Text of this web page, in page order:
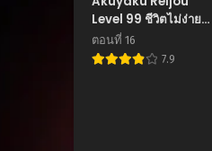
Level 99 ชีวิตไม่ง่าย
ของนางร้าย LV99
ตอนที่ 16
7.9